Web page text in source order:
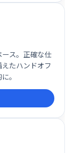
ス。正確な仕
たハンドオフ
。